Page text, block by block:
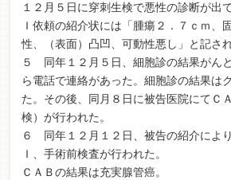
１２月５日に穿刺生検で悪性の診断が出
Ｉ依頼の紹介状には「腫瘍２．７ｃｍ、
性、（表面）凸凹、可動性悪し」と記され
５ 同年１２月５日、細胞診の結果がん
ら電話で連絡があった。細胞診の結果は
た。その後、同月８日に被告医院にてＣ
検）が行われた。
６ 同年１２月１２日、被告の紹介によ
Ｉ、手術前検査が行われた。
ＣＡＢの結果は充実腺管癌。